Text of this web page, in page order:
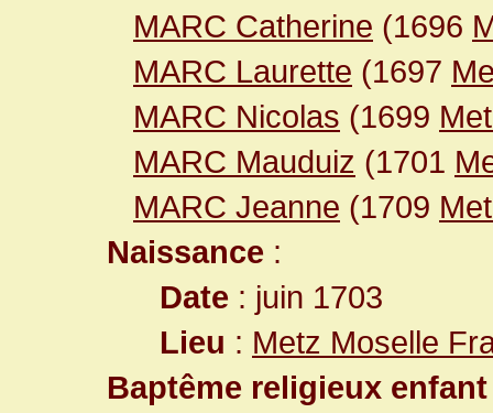
MARC Catherine (1696
MARC Laurette (1697
MARC Nicolas (1699
MARC Mauduiz (1701
MARC Jeanne (1709
Naissance :
Date : juin 1703
Lieu : Metz Moselle
Baptême religieux enfant